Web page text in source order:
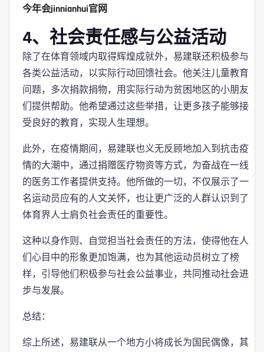
今年会jinnianhui官网
4、社会责任感与公益活动
除了在体育领域内取得辉煌成就外，易建联还积极参与
各类公益活动，以实际行动回馈社会。他关注儿童教育
问题，多次捐款捐物，用实际行动为贫困地区的小朋友
们提供帮助。他希望通过这些举措，让更多孩子能够接
受良好的教育，实现人生理想。
此外，在疫情期间，易建联也义无反顾地加入到抗击疫
情的大潮中，通过捐赠医疗物资等方式，为奋战在一线
的医务工作者提供支持。他所做的一切，不仅展示了一
名运动员应有的人文关怀，也让更广泛的人群认识到了
体育界人士肩负社会责任的重要性。
这种以身作则、自觉担当社会责任的方法，使得他在人
们心目中的形象更加饱满，也为其他运动员树立了榜
样，引导他们积极参与社会公益事业，共同推动社会进
步与发展。
总结：
综上所述，易建联从一个地方小将成长为国民偶像，其